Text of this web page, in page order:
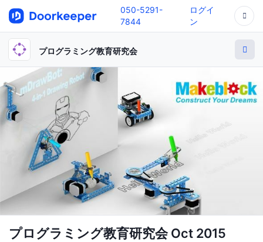
050-5291-
7844
ログイ
ン
プログラミング教育研究会
プログラミング教育研究会 Oct 2015